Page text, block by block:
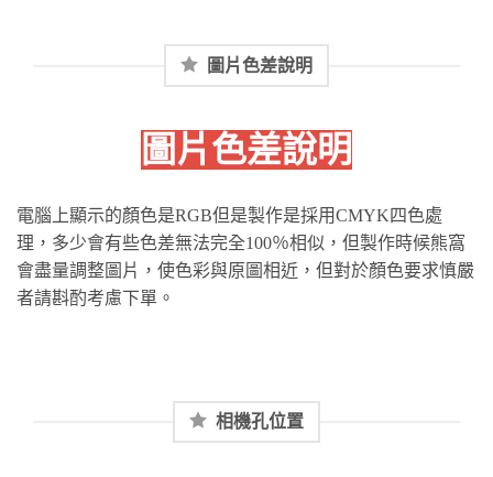
圖片色差說明
圖片色差說明
電腦上顯示的顏色是RGB但是製作是採用CMYK四色處
理，多少會有些色差無法完全100％相似，但製作時候熊窩
會盡量調整圖片，使色彩與原圖相近，但對於顏色要求慎嚴
者請斟酌考慮下單。
相機孔位置